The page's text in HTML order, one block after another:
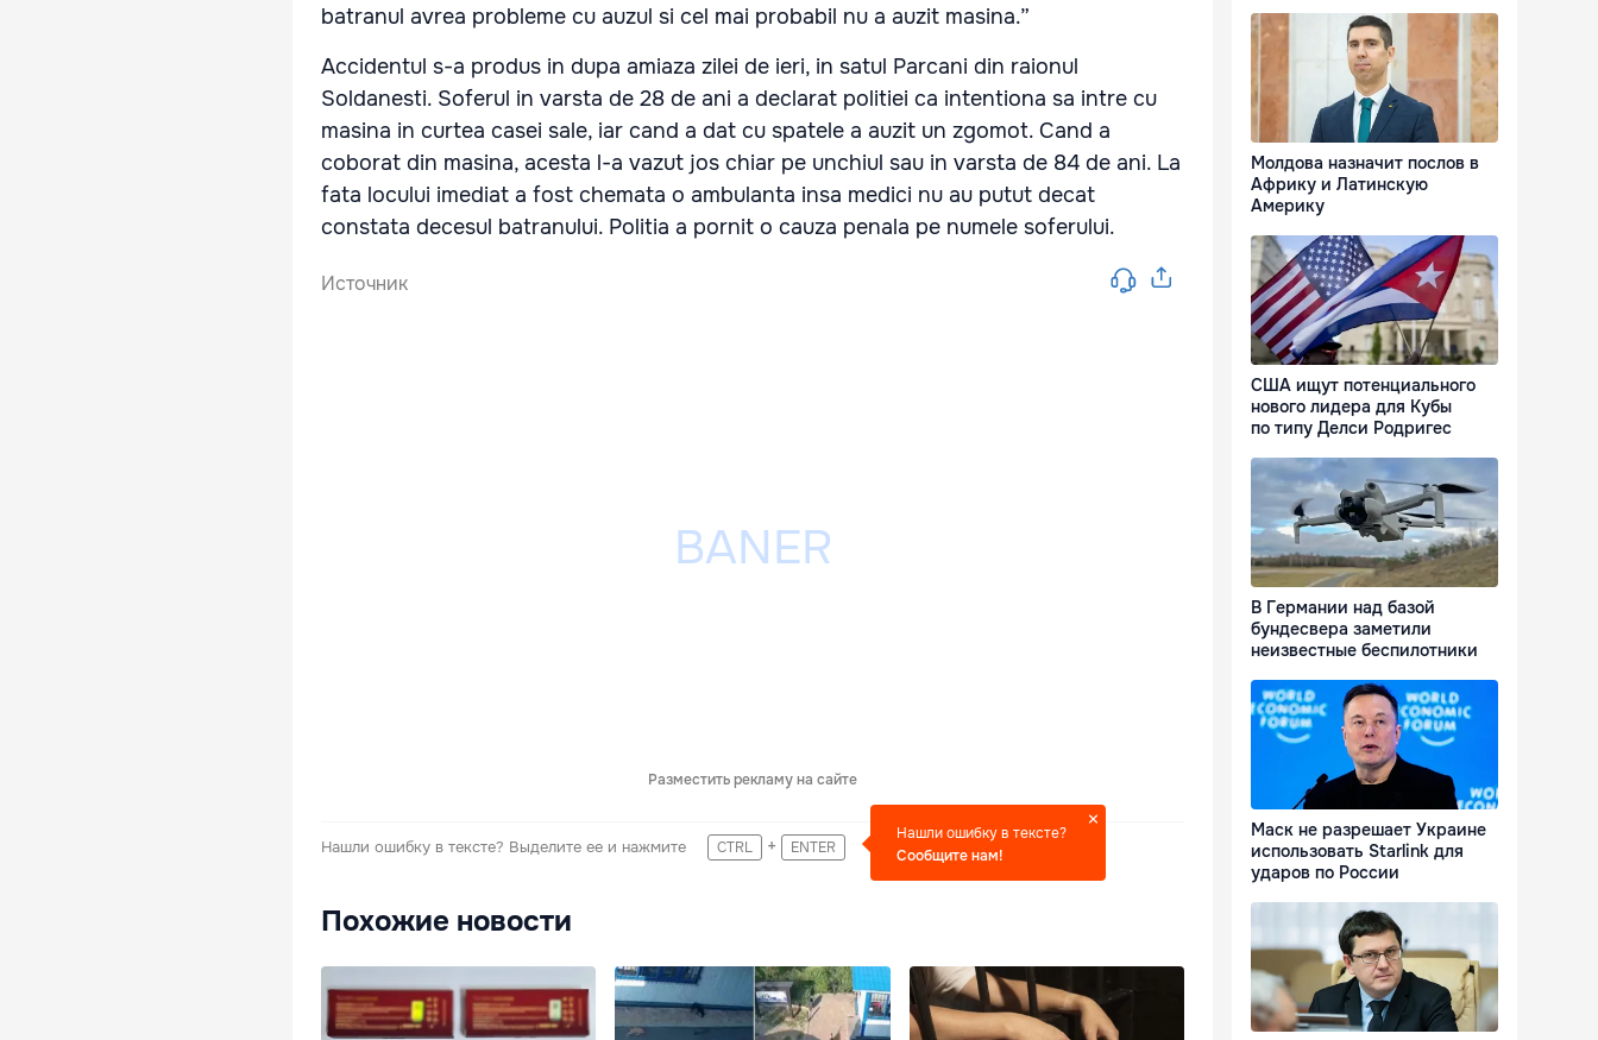
batranul avrea probleme cu auzul si cel mai probabil nu a auzit masina.”
Accidentul s-a produs in dupa amiaza zilei de ieri, in satul Parcani din raionul
Soldanesti. Soferul in varsta de 28 de ani a declarat politiei ca intentiona sa intre cu
masina in curtea casei sale, iar cand a dat cu spatele a auzit un zgomot. Cand a
coborat din masina, acesta l-a vazut jos chiar pe unchiul sau in varsta de 84 de ani. La
fata locului imediat a fost chemata o ambulanta insa medici nu au putut decat
constata decesul batranului. Politia a pornit o cauza penala pe numele soferului.
Источник
Разместить рекламу на сайте
Нашли ошибку в тексте? Выделите ее и нажмите CTRL + ENTER
Нашли ошибку в тексте?
Сообщите нам!
Похожие новости
Молдова назначит послов в
Африку и Латинскую
Америку
США ищут потенциального
нового лидера для Кубы
по типу Делси Родригес
В Германии над базой
бундесвера заметили
неизвестные беспилотники
Маск не разрешает Украине
использовать Starlink для
ударов по России